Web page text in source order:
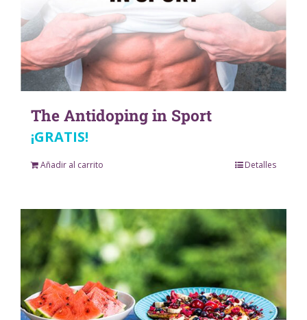
The Antidoping in Sport
¡GRATIS!
Añadir al carrito Detalles